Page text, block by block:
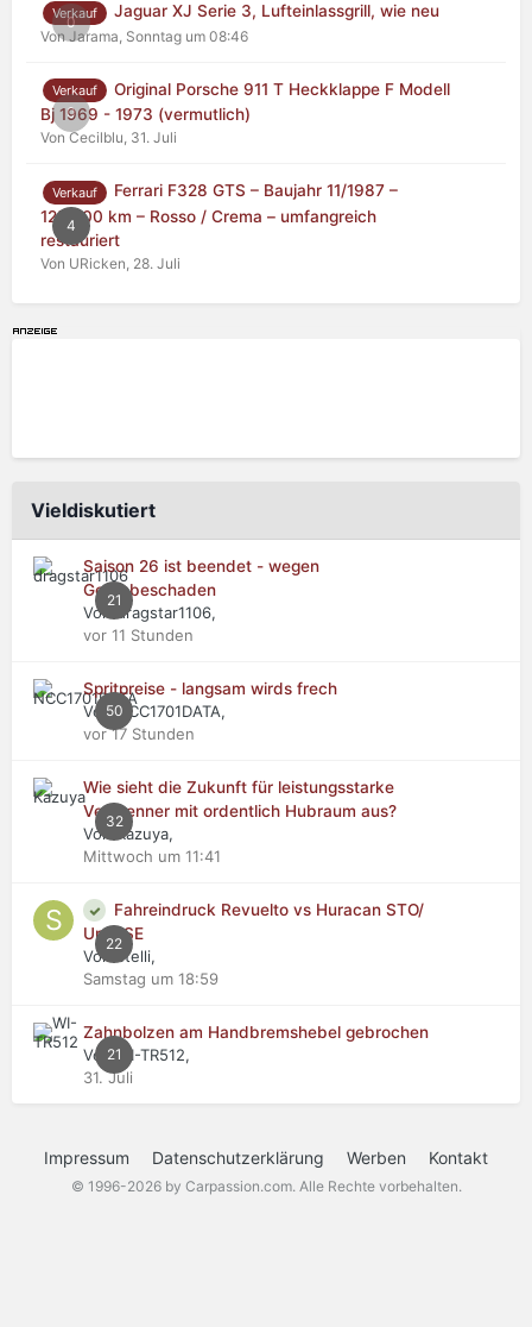
0
Verkauf Jaguar XJ Serie 3, Lufteinlassgrill, wie neu
Von Jarama, Sonntag um 08:46
0
Verkauf
Original Porsche 911 T Heckklappe F Modell
Bj 1969 - 1973 (vermutlich)
Von Cecilblu, 31. Juli
4
Verkauf
Ferrari F328 GTS – Baujahr 11/1987 –
125.000 km – Rosso / Crema – umfangreich
restauriert
Von URicken, 28. Juli
Vieldiskutiert
21
Saison 26 ist beendet - wegen
Getriebeschaden
Von dragstar1106,
vor 11 Stunden
50
Spritpreise - langsam wirds frech
Von NCC1701DATA,
vor 17 Stunden
32
Wie sieht die Zukunft für leistungsstarke
Verbrenner mit ordentlich Hubraum aus?
Von Kazuya,
Mittwoch um 11:41
22
Fahreindruck Revuelto vs Huracan STO/
Urus SE
Von stelli,
Samstag um 18:59
21
Zahnbolzen am Handbremshebel gebrochen
Von WI-TR512,
31. Juli
Impressum Datenschutzerklärung Werben Kontakt
© 1996-2026 by Carpassion.com. Alle Rechte vorbehalten.